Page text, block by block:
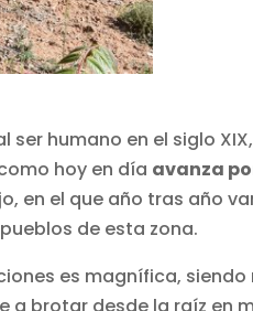
humano en el siglo
hoy en día avanza
en el que año tras año
de esta zona.
es magnífica, siendo